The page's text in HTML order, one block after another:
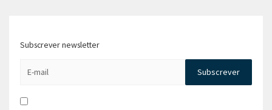
Subscrever newsletter